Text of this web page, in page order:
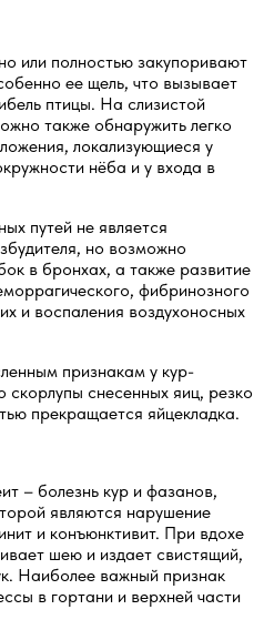
или полностью закупоривают
ее щель, что вызывает
птицы. На слизистой
также обнаружить легко
локализующиеся у
нёба и у входа в
путей не является
но возможно
в бронхах, а также развитие
фибринозного
и воспаления воздухоносных
признакам у кур-
скорлупы снесенных яиц, резко
прекращается яйцекладка.
– болезнь кур и фазанов,
являются нарушение
и конъюнктивит. При вдохе
шею и издает свистящий,
Наиболее важный признак
в гортани и верхней части